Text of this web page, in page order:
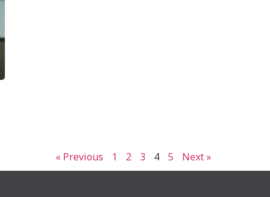
« Previous 1 2 3 4 5 Next »